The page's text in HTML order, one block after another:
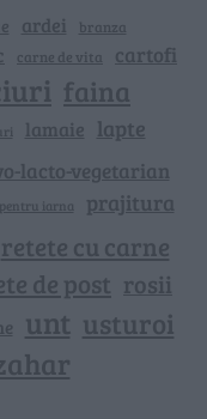
ardei branza
carne de vita cartofi
faina
lamaie lapte
lacto-vegetarian
pentru iarna prajitura
retete cu carne
de post rosii
unt usturoi